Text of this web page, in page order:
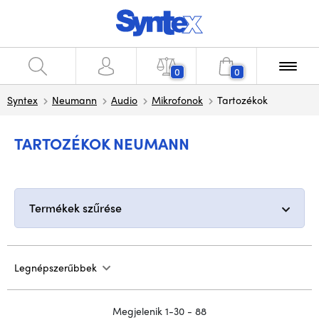
0 0
Syntex Neumann Audio Mikrofonok Tartozékok
TARTOZÉKOK NEUMANN
Termékek szűrése
Legnépszerűbbek
Megjelenik 1-30 - 88